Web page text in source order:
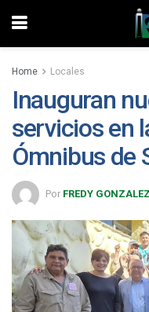
Home Locales
Inauguran
servicios en
Ómnibus de
Por FREDY GONZALEZ